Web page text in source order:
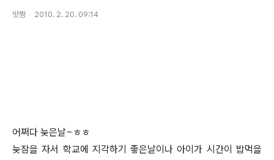
맛짱 2010. 2. 20. 09:14
어쩌다 늦은날~ㅎㅎ
늦잠을 자서 학교에 지각하기 좋은날이나 아이가 시간이 밥먹을